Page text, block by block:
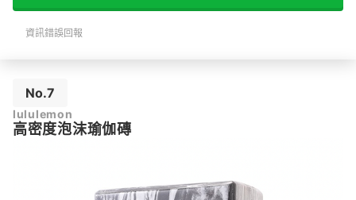
資訊錯誤回報
No.7
lululemon
高密度泡沫瑜伽磚